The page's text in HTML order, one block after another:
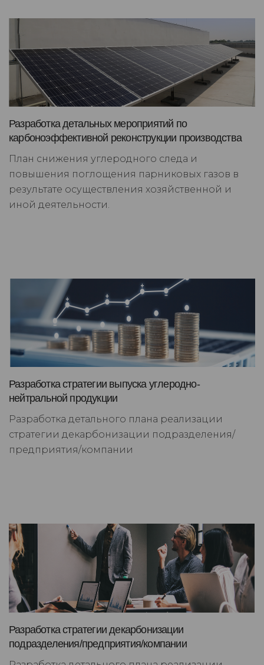
Разработка детальных мероприятий по
карбоноэффективной реконструкции производства
План снижения углеродного следа и
повышения поглощения парниковых газов в
результате осуществления хозяйственной и
иной деятельности.
Разработка стратегии выпуска углеродно-
нейтральной продукции
Разработка детального плана реализации
стратегии декарбонизации подразделения/
предприятия/компании
Разработка стратегии декарбонизации
подразделения/предприятия/компании